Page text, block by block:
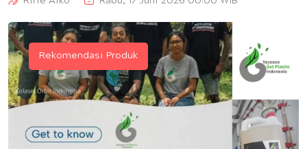
Rekomendasi Produk